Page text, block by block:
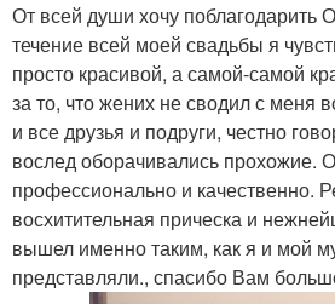
От всей души хочу поблагодарить
течение всей моей свадьбы я
просто красивой, а самой-самой
за то, что жених не сводил с меня
и все друзья и подруги, честно
вослед оборачивались прохожие.
профессионально и качественно.
восхитительная прическа и
вышел именно таким, как я и мой
представляли., спасибо Вам